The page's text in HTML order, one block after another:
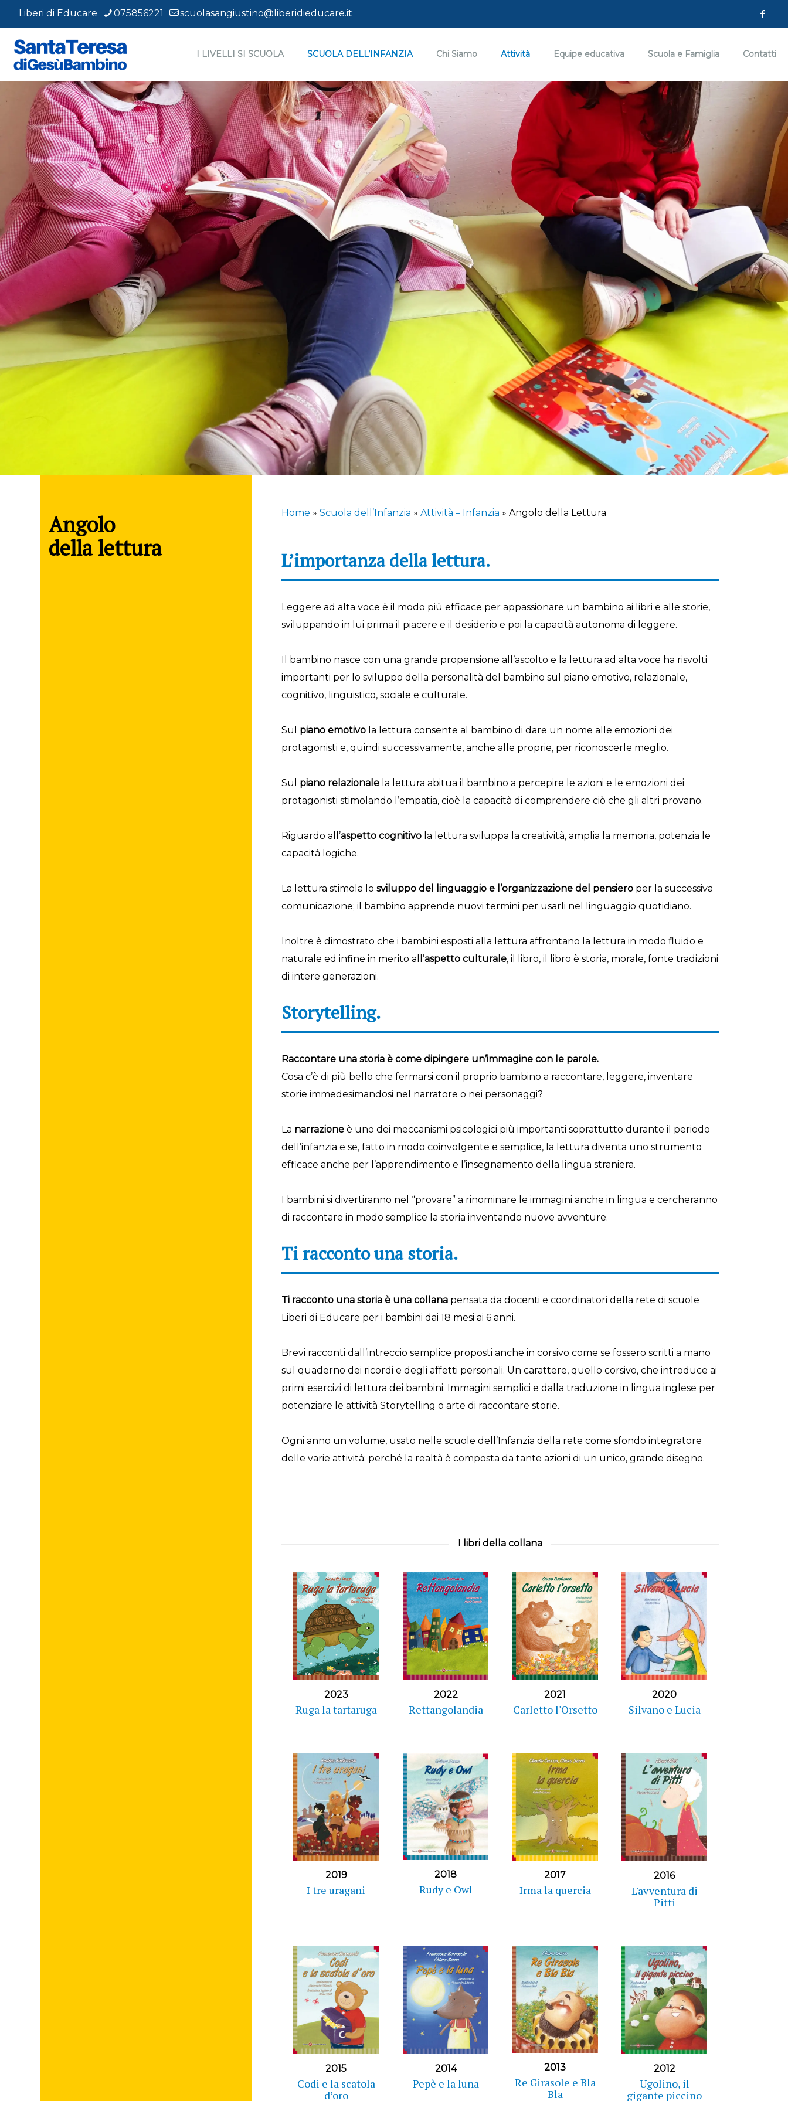
Liberi di Educare 075856221 scuolasangiustino@liberidieducare.it
I LIVELLI SI SCUOLA SCUOLA DELL’INFANZIA Chi Siamo Attività Equipe educativa Scuola e Famiglia Contatti
Angolo
della lettura
Home »Scuola dell’Infanzia »Attività – Infanzia »Angolo della Lettura
L’importanza della lettura.
Leggere ad alta voce è il modo più efficace per appassionare un bambino ai libri e alle storie,
sviluppando in lui prima il piacere e il desiderio e poi la capacità autonoma di leggere.
Il bambino nasce con una grande propensione all’ascolto e la lettura ad alta voce ha risvolti
importanti per lo sviluppo della personalità del bambino sul piano emotivo, relazionale,
cognitivo, linguistico, sociale e culturale.
Sul piano emotivo la lettura consente al bambino di dare un nome alle emozioni dei
protagonisti e, quindi successivamente, anche alle proprie, per riconoscerle meglio.
Sul piano relazionale la lettura abitua il bambino a percepire le azioni e le emozioni dei
protagonisti stimolando l’empatia, cioè la capacità di comprendere ciò che gli altri provano.
Riguardo all’aspetto cognitivo la lettura sviluppa la creatività, amplia la memoria, potenzia le
capacità logiche.
La lettura stimola losviluppo del linguaggio e l’organizzazione del pensiero per la successiva
comunicazione; il bambino apprende nuovi termini per usarli nel linguaggio quotidiano.
Inoltre è dimostrato che i bambini esposti alla lettura affrontano la lettura in modo fluido e
naturale ed infine in merito all’aspetto culturale, il libro, il libro è storia, morale, fonte tradizioni
di intere generazioni.
Storytelling.
Raccontare una storia è come dipingere un’immagine con le parole.
Cosa c’è di più bello che fermarsi con il proprio bambino a raccontare, leggere, inventare
storie immedesimandosi nel narratore o nei personaggi?
La narrazione è uno dei meccanismi psicologici più importanti soprattutto durante il periodo
dell’infanzia e se, fatto in modo coinvolgente e semplice, la lettura diventa uno strumento
efficace anche per l’apprendimento e l’insegnamento della lingua straniera.
I bambini si divertiranno nel “provare” a rinominare le immagini anche in lingua e cercheranno
di raccontare in modo semplice la storia inventando nuove avventure.
Ti racconto una storia.
Ti racconto una storia è una collana pensata da docenti e coordinatori della rete di scuole
Liberi di Educare per i bambini dai 18 mesi ai 6 anni.
Brevi racconti dall’intreccio semplice proposti anche in corsivo come se fossero scritti a mano
sul quaderno dei ricordi e degli affetti personali. Un carattere, quello corsivo, che introduce ai
primi esercizi di lettura dei bambini. Immagini semplici e dalla traduzione in lingua inglese per
potenziare le attività Storytelling o arte di raccontare storie.
Ogni anno un volume, usato nelle scuole dell’Infanzia della rete come sfondo integratore
delle varie attività: perché la realtà è composta da tante azioni di un unico, grande disegno.
I libri della collana
2023
Ruga la tartaruga
2022
Rettangolandia
2021
Carletto l'Orsetto
2020
Silvano e Lucia
2019
I tre uragani
2018
Rudy e Owl
2017
Irma la quercia
2016
L'avventura di
Pitti
2015
Codi e la scatola
d’oro
2014
Pepè e la luna
2013
Re Girasole e Bla
Bla
2012
Ugolino, il
gigante piccino